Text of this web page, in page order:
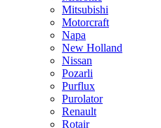
Mitsubishi
Motorcraft
Napa
New Holland
Nissan
Pozarli
Purflux
Purolator
Renault
Rotair